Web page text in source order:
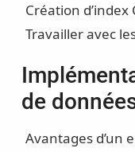
Création
Travailler avec
de
Avantages d’un